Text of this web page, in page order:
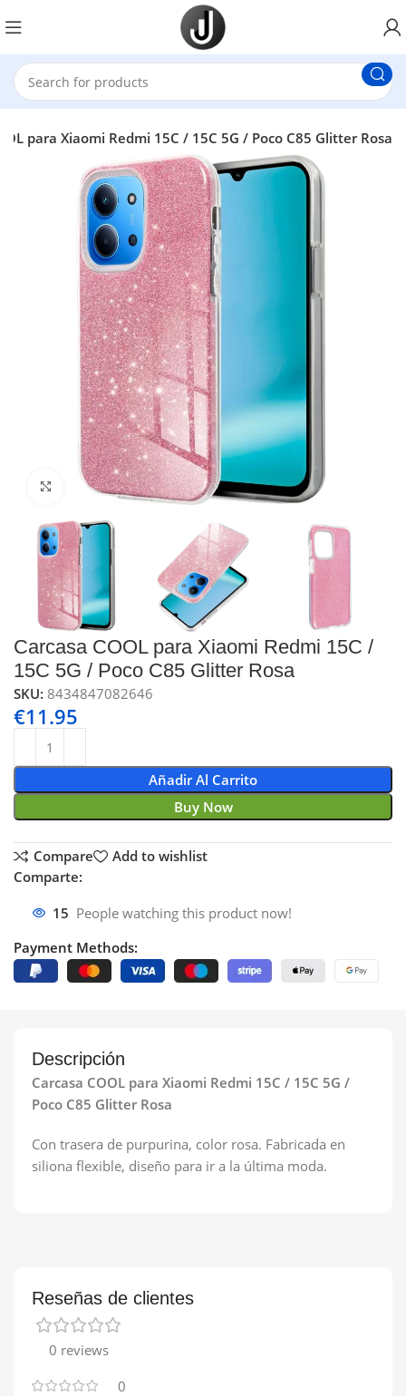
para Xiaomi Redmi 15C / 15C 5G / Poco C85 Glitter Rosa
Click to enlarge
Carcasa COOL para Xiaomi Redmi 15C /
15C 5G / Poco C85 Glitter Rosa
SKU:8434847082646
€11.95
Añadir Al Carrito
Buy Now
Compare
Add to wishlist
Comparte:
15 People watching this product now!
Payment Methods:
Descripción
Carcasa COOL para Xiaomi Redmi 15C / 15C 5G /
Poco C85 Glitter Rosa
Con trasera de purpurina, color rosa. Fabricada en
siliona flexible, diseño para ir a la última moda.
Reseñas de clientes
0 reviews
0